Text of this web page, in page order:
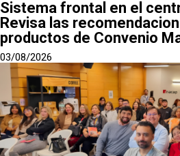
Sistema frontal en el
Revisa las
productos de Convenio
03/08/2026